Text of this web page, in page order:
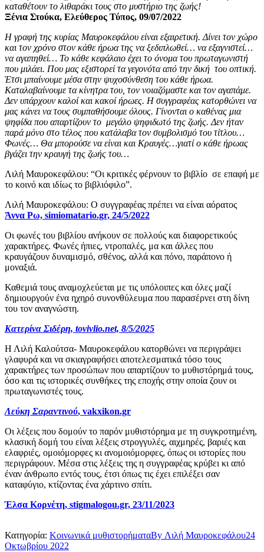
καταθέτουν το λιθαράκι τους στο μυστήριο της ζωής!
Ξένια Στούκα, Ελεύθερος Τύπος, 09/07/2022
Η γραφή της κυρίας Μαυροκεφάλου είναι εξαιρετική. Δίνει τον χώρο
και τον χρόνο στον κάθε ήρωα της να ξεδιπλωθεί… να εξαγνιστεί…
να αγαπηθεί… Το κάθε κεφάλαιο έχει το όνομα του πρωταγωνιστή
που μιλάει. Που μας εξιστορεί τα γεγονότα από την δική του οπτική.
Έτσι μπαίνουμε μέσα στην ψυχοσύνθεση του κάθε ήρωα.
Καταλαβαίνουμε τα κίνητρα του, τον νοιαζόμαστε και τον αγαπάμε.
Δεν υπάρχουν καλοί και κακοί ήρωες. Η συγγραφέας κατορθώνει να
μας κάνει να τους συμπαθήσουμε όλους. Γίνονται ο καθένας μια
ψηφίδα που απαρτίζουν το μεγάλο ψηφιδωτό της ζωής. Δεν ήταν
παρά μόνο στο τέλος που κατάλαβα τον συμβολισμό του τίτλου…
Φωνές… Θα μπορούσε να είναι και Κραυγές…γιατί ο κάθε ήρωας
βγάζει την κραυγή της ζωής του…
Λιλή Μαυροκεφάλου: “Οι κριτικές φέρνουν το βιβλίο σε επαφή με
το κοινό και ιδίως το βιβλιόφιλο”.
Λιλή Μαυροκεφάλου: Ο συγγραφέας πρέπει να είναι αόρατος
Άννα Ρω, simiomatario.gr, 24/5/2022
Οι φωνές του βιβλίου ανήκουν σε πολλούς και διαφορετικούς
χαρακτήρες. Φωνές ήπιες, ντροπαλές, μα και άλλες που
κραυγάζουν δυναμισμό, σθένος, αλλά και πόνο, παράπονο ή
μοναξιά.
Καθεμιά τους αναμοχλεύεται με τις υπόλοιπες και όλες μαζί
δημιουργούν ένα ηχηρό συνονθύλευμα που παρασέρνει στη δίνη
του τον αναγνώστη.
Κατερίνα Σιδέρη, tovivlio.net, 8/5/2025
Η Λιλή Καλούτσα- Μαυροκεφάλου κατορθώνει να περιγράψει
γλαφυρά και να σκιαγραφήσει αποτελεσματικά τόσο τους
χαρακτήρες των προσώπων που απαρτίζουν το μυθιστόρημά τους,
όσο και τις ιστορικές συνθήκες της εποχής στην οποία ζουν οι
πρωταγωνιστές τους.
Λεύκη Σαραντινού, vakxikon.gr
Οι λέξεις που δομούν το παρόν μυθιστόρημα με τη συγκροτημένη,
κλασική δομή του είναι λέξεις στρογγυλές, αιχμηρές, βαριές και
ελαφριές, ομοιόμορφες κι ανομοιόμορφες, όπως οι ιστορίες που
περιγράφουν. Μέσα στις λέξεις της η συγγραφέας κρύβει κι από
έναν άνθρωπο εντός τους, έτσι όπως τις έχει επιλέξει σαν
καταφύγιο, κτίζοντας ένα χάρτινο σπίτι.
Έλσα Κορνέτη, stigmalogou.gr, 23/11/2023
Κατηγορία: Κοινωνικά μυθιστορήματαBy Λιλή Μαυροκεφάλου24
Οκτωβρίου 2022